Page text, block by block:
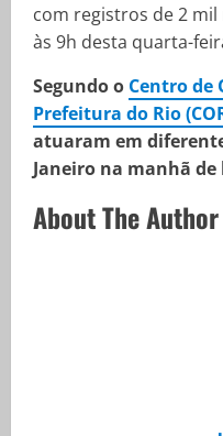
com registros de 2
às 9h desta quarta-
Segundo o Centro de
Prefeitura do Rio
atuaram em
Janeiro na manhã de
About The Author